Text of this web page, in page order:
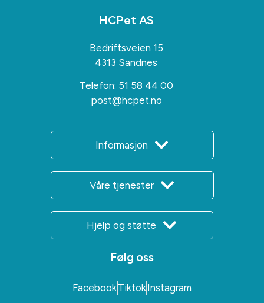
HCPet AS
Bedriftsveien 15
4313 Sandnes
Telefon: 51 58 44 00
post@hcpet.no
Informasjon
Våre tjenester
Hjelp og støtte
Følg oss
FacebookTiktokInstagram